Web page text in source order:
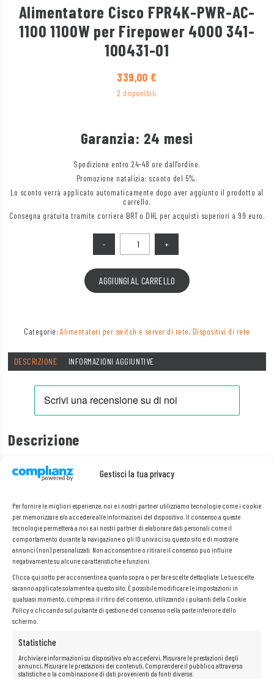
Gestisci la tua privacy
Per fornire le migliori esperienze, noi e i nostri partner utilizziamo tecnologie come i cookie
per memorizzare e/o accedere alle informazioni del dispositivo. Il consenso a queste
tecnologie permetterà a noi e ai nostri partner di elaborare dati personali come il
comportamento durante la navigazione o gli ID univoci su questo sito e di mostrare
annunci (non) personalizzati. Non acconsentire o ritirare il consenso può influire
negativamente su alcune caratteristiche e funzioni.
Clicca qui sotto per acconsentire a quanto sopra o per fare scelte dettagliate. Le tue scelte
saranno applicate solamente a questo sito. È possibile modificare le impostazioni in
qualsiasi momento, compreso il ritiro del consenso, utilizzando i pulsanti della Cookie
Policy o cliccando sul pulsante di gestione del consenso nella parte inferiore dello
schermo.
Statistiche
Archiviare informazioni su dispositivo e/o accedervi, Misurare le prestazioni degli
annunci, Misurare le prestazioni dei contenuti, Comprendere il pubblico attraverso
statistiche o la combinazione di dati provenienti da fonti diverse.
Alimentatore Cisco FPR4K-PWR-AC-
1100 1100W per Firepower 4000 341-
100431-01
339,00€
2 disponibili
Garanzia: 24 mesi
Spedizione entro 24-48 ore dall'ordine.
Promozione natalizia: sconto del 5%.
Lo sconto verrà applicato automaticamente dopo aver aggiunto il prodotto al
carrello.
Consegna gratuita tramite corriere BRT o DHL per acquisti superiori a 99 euro.
AGGIUNGI AL CARRELLO
Categorie:Alimentatori per switch e server di rete, Dispositivi di rete
DESCRIZIONE INFORMAZIONI AGGIUNTIVE
Descrizione
Alimentatore Cisco FPR4K-PWR-AC-1100 1100W – Originale, per
Offriamo l’alimentatore originale Cisco FPR4K-PWR-AC-1100 da 1100 W,
dedicato ai dispositivi professionali della serie Cisco Firepower 4000.
Ideale come ricambio per un modulo usurato o come alimentatore
aggiuntivo in configurazioni con alimentazione ridondante.
L’alimentatore garantisce un’alimentazione stabile e affidabile per i
dispositivi di rete Cisco di classe enterprise. Si tratta di un prodotto di
alta qualità che soddisfa i rigorosi standard Cisco.
Specifiche tecniche:
Produttore:
Modello: FPR4K-PWR-AC-1100
Codice Cisco: 341-100431-01